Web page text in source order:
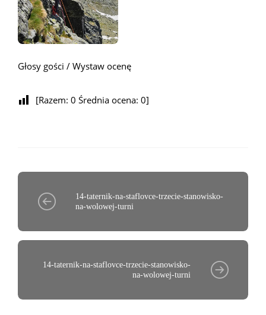
Głosy gości / Wystaw ocenę
[Razem: 0 Średnia ocena: 0]
14-taternik-na-staflovce-trzecie-stanowisko-
na-wolowej-turni
14-taternik-na-staflovce-trzecie-stanowisko-
na-wolowej-turni